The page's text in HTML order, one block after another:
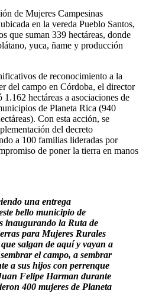
de Mujeres Campesinas
en la vereda Pueblo Santos,
que suman 339 hectáreas, donde
yuca, ñame y producción
de reconocimiento a la
del campo en Córdoba, el director
hectáreas a asociaciones de
de Planeta Rica (940
Con esta acción, se
del decreto
a 100 familias lideradas por
de poner la tierra en manos
una entrega
bello municipio de
inaugurando la Ruta de
para Mujeres Rurales
salgan de aquí y vayan a
el campo, a sembrar
a sus hijos con perrenque
Felipe Harman durante
400 mujeres de Planeta